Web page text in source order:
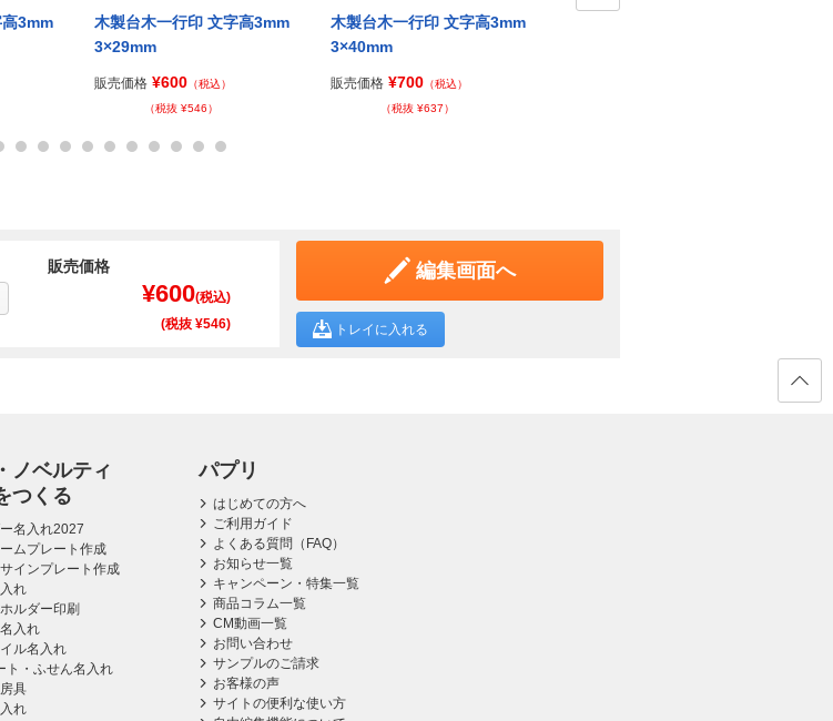
3mm
木製台木一行印 文字高3mm
3×29mm
販売価格 ¥600 （税込）
（税抜 ¥546）
木製台木一行印 文字高3mm
3×40mm
販売価格 ¥700 （税込）
（税抜 ¥637）
販売価格
¥600(税込)
(税抜 ¥546)
編集画面へ
トレイに入れる
ノベルティ
つくる
名入れ2027
ムプレート作成
インプレート作成
れ
ルダー印刷
入れ
ル名入れ
ト・ふせん名入れ
具
れ
パプリ
はじめての方へ
ご利用ガイド
よくある質問（FAQ）
お知らせ一覧
キャンペーン・特集一覧
商品コラム一覧
CM動画一覧
お問い合わせ
サンプルのご請求
お客様の声
サイトの便利な使い方